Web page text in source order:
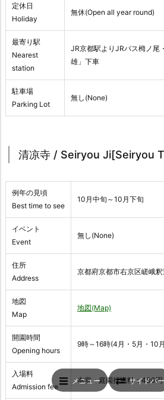
定休日
Holiday
無休(Open all year round)
最寄り駅
Nearest
station
JR京都駅よりJRバス栂ノ尾
雄」下車
駐車場
Parking Lot
無し(None)
清凉寺 / Seiryou Ji[Seiryou
例年の見頃
Best time to see
10月中旬～10月下旬
イベント
Event
無し(None)
住所
Address
京都府京都市右京区嵯峨
地図
Map
地図(Map)
開園時間
Opening hours
9時～16時(4月・5月・10
入場料
Admission fee
本堂・庭園拝観料：400円
メニュー サイドバー